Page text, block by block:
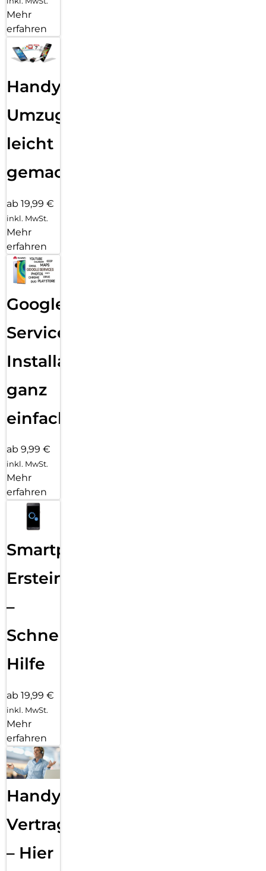
Mehr
erfahren
Handy
Umzug
leicht
gemacht!
ab 19,99 €
inkl. MwSt.
Mehr
erfahren
Google
Services
Installation
ganz
einfach
ab 9,99 €
inkl. MwSt.
Mehr
erfahren
Smartphone
Ersteinrichtung
–
Schnelle
Hilfe
ab 19,99 €
inkl. MwSt.
Mehr
erfahren
Handy
Vertragsabwicklung
– Hier